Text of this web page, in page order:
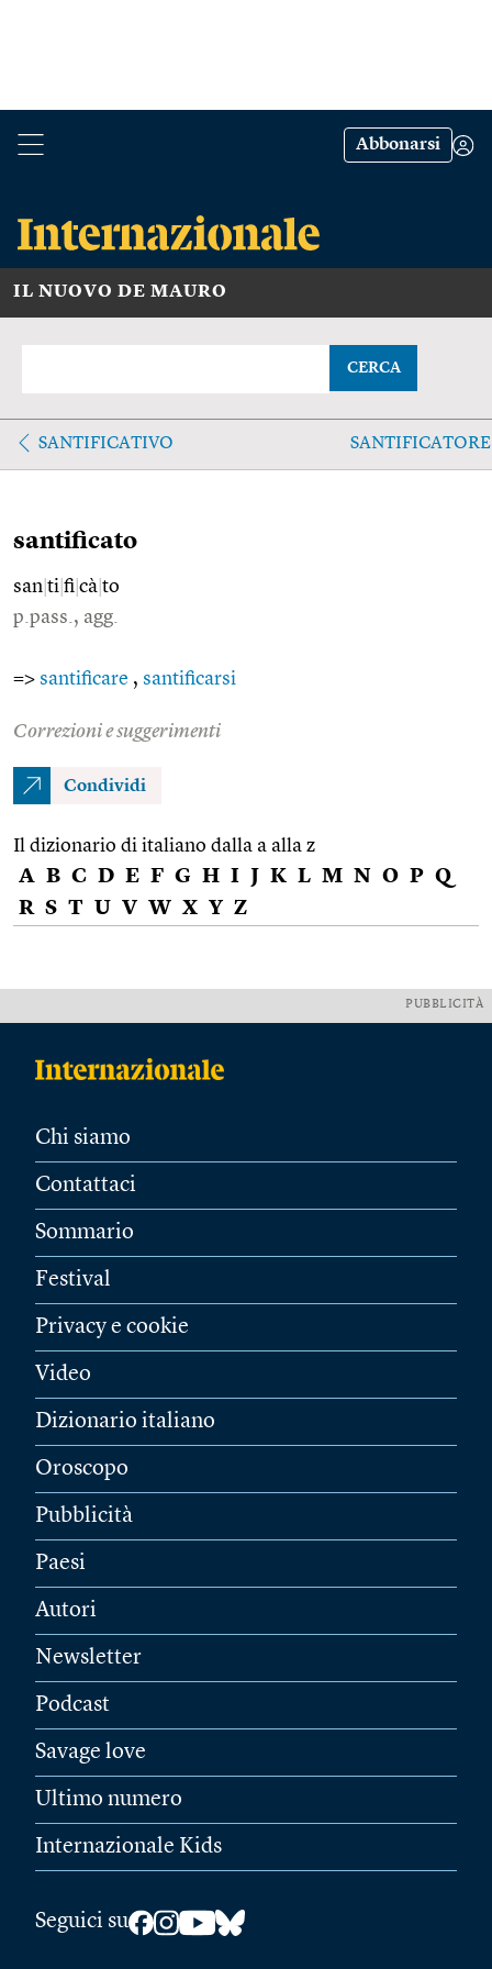
Abbonarsi
IL NUOVO DE MAURO
CERCA
SANTIFICATIVO SANTIFICATORE
santificato
san ti fi cà to
p.pass., agg.
=> santificare , santificarsi
Correzioni e suggerimenti
Condividi
Il dizionario di italiano dalla a alla z
A B C D E F G H I J K L M N O P Q
R S T U V W X Y Z
PUBBLICITÀ
Chi siamo
Contattaci
Sommario
Festival
Privacy e cookie
Video
Dizionario italiano
Oroscopo
Pubblicità
Paesi
Autori
Newsletter
Podcast
Savage love
Ultimo numero
Internazionale Kids
Seguici su